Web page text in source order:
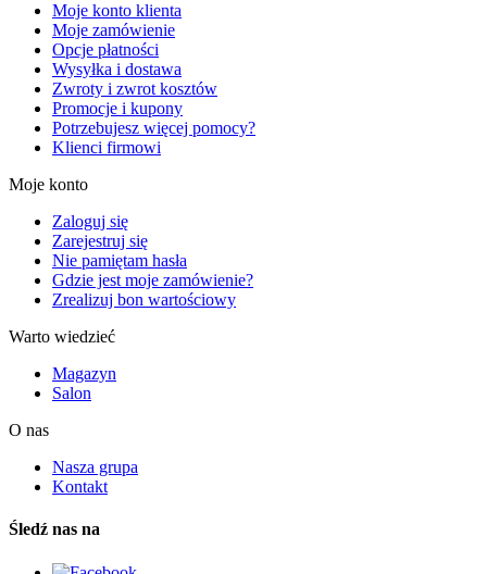
Moje konto klienta
Moje zamówienie
Opcje płatności
Wysyłka i dostawa
Zwroty i zwrot kosztów
Promocje i kupony
Potrzebujesz więcej pomocy?
Klienci firmowi
Moje konto
Zaloguj się
Zarejestruj się
Nie pamiętam hasła
Gdzie jest moje zamówienie?
Zrealizuj bon wartościowy
Warto wiedzieć
Magazyn
Salon
O nas
Nasza grupa
Kontakt
Śledź nas na